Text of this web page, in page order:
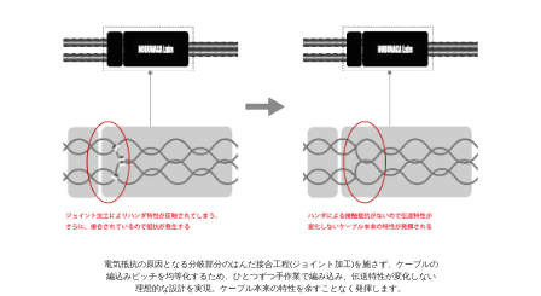
電気抵抗の原因となる分岐部分のはんだ接合工程(ジョイント加工)を施さず、ケーブルの
編込みピッチを均等化するため、ひとつずつ手作業で編み込み、伝送特性が変化しない
理想的な設計を実現。ケーブル本来の特性を余すことなく発揮します。